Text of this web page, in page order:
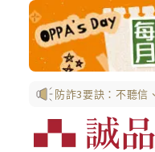
防詐3要訣：不聽信